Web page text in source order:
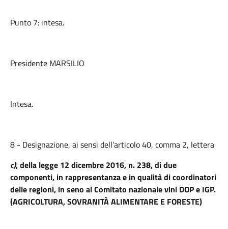
Punto 7: intesa.
Presidente MARSILIO
Intesa.
8 - Designazione, ai sensi dell’articolo 40, comma 2, lettera
c), della legge 12 dicembre 2016, n. 238, di due
componenti, in rappresentanza e in qualità di coordinatori
delle regioni, in seno al Comitato nazionale vini DOP e IGP.
(AGRICOLTURA, SOVRANITÀ ALIMENTARE E FORESTE)